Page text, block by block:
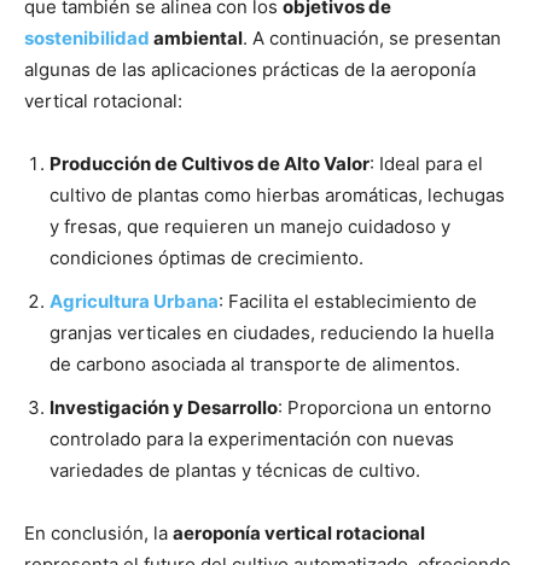
que también se alinea con los objetivos de
sostenibilidad ambiental. A continuación, se presentan
algunas de las aplicaciones prácticas de la aeroponía
vertical rotacional:
Producción de Cultivos de Alto Valor: Ideal para el
cultivo de plantas como hierbas aromáticas, lechugas
y fresas, que requieren un manejo cuidadoso y
condiciones óptimas de crecimiento.
Agricultura Urbana: Facilita el establecimiento de
granjas verticales en ciudades, reduciendo la huella
de carbono asociada al transporte de alimentos.
Investigación y Desarrollo: Proporciona un entorno
controlado para la experimentación con nuevas
variedades de plantas y técnicas de cultivo.
En conclusión, la aeroponía vertical rotacional